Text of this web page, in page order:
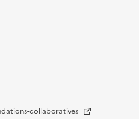
collaboratives Nouvelle fenêtre